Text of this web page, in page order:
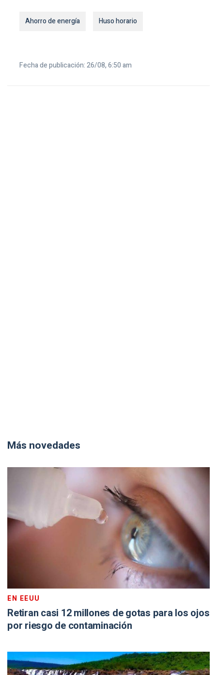
Ahorro de energía Huso horario
Fecha de publicación: 26/08, 6:50 am
Más novedades
EN EEUU
Retiran casi 12 millones de gotas para los ojos
por riesgo de contaminación